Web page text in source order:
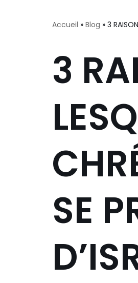
Accueil » Blog » 3
3
SE